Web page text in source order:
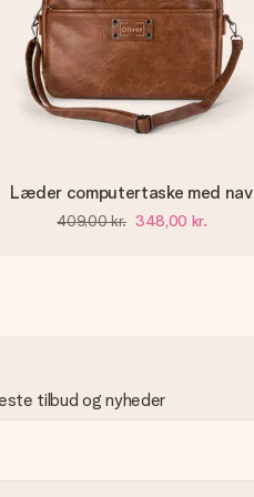
Læder computertaske med
409,00 kr. 348,00 kr.
tilbud og nyheder